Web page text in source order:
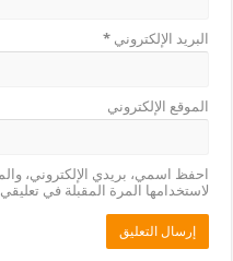
البريد الإلكتروني*
الموقع الإلكتروني
احفظ اسمي، بريدي الإلكتروني،
لاستخدامها المرة المقبلة في